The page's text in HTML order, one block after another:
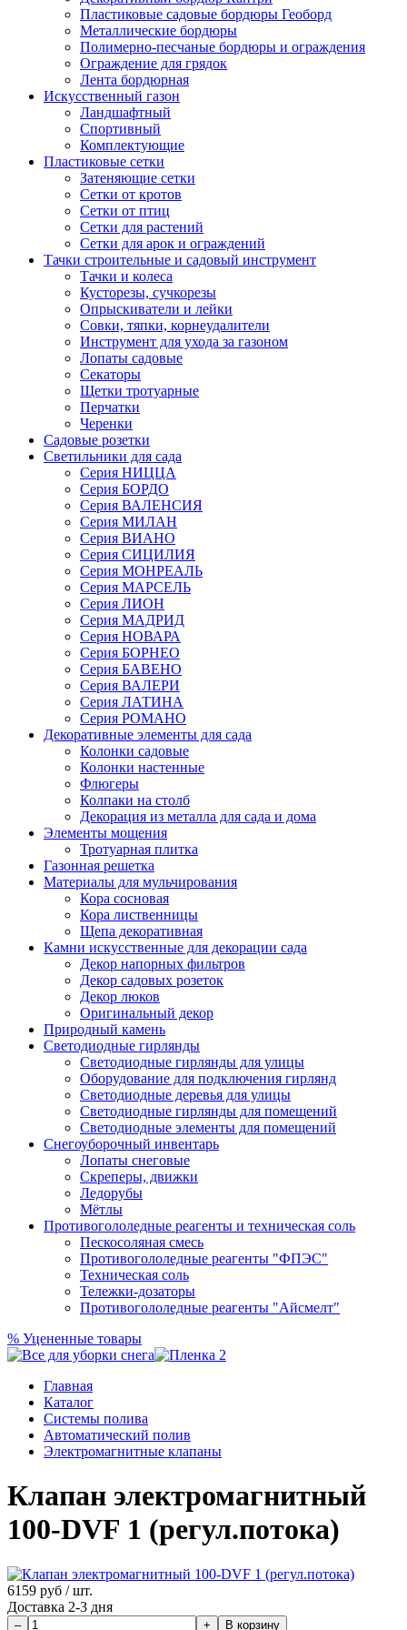
Пластиковые садовые бордюры Геоборд
Металлические бордюры
Полимерно-песчаные бордюры и ограждения
Ограждение для грядок
Лента бордюрная
Искусственный газон
Ландшафтный
Спортивный
Комплектующие
Пластиковые сетки
Затеняющие сетки
Сетки от кротов
Сетки от птиц
Сетки для растений
Сетки для арок и ограждений
Тачки строительные и садовый инструмент
Тачки и колеса
Кусторезы, сучкорезы
Опрыскиватели и лейки
Совки, тяпки, корнеудалители
Инструмент для ухода за газоном
Лопаты садовые
Секаторы
Щетки тротуарные
Перчатки
Черенки
Садовые розетки
Светильники для сада
Серия НИЦЦА
Серия БОРДО
Серия ВАЛЕНСИЯ
Серия МИЛАН
Серия ВИАНО
Серия СИЦИЛИЯ
Серия МОНРЕАЛЬ
Серия МАРСЕЛЬ
Серия ЛИОН
Серия МАДРИД
Серия НОВАРА
Серия БОРНЕО
Серия БАВЕНО
Серия ВАЛЕРИ
Серия ЛАТИНА
Серия РОМАНО
Декоративные элементы для сада
Колонки садовые
Колонки настенные
Флюгеры
Колпаки на столб
Декорация из металла для сада и дома
Элементы мощения
Тротуарная плитка
Газонная решетка
Материалы для мульчирования
Кора сосновая
Кора лиственницы
Щепа декоративная
Камни искусственные для декорации сада
Декор напорных фильтров
Декор садовых розеток
Декор люков
Оригинальный декор
Природный камень
Светодиодные гирлянды
Светодиодные гирлянды для улицы
Оборудование для подключения гирлянд
Светодиодные деревья для улицы
Светодиодные гирлянды для помещений
Светодиодные элементы для помещений
Снегоуборочный инвентарь
Лопаты снеговые
Скреперы, движки
Ледорубы
Мётлы
Противогололедные реагенты и техническая соль
Пескосоляная смесь
Противогололедные реагенты "ФПЭС"
Техническая соль
Тележки-дозаторы
Противогололедные реагенты "Айсмелт"
% Уцененные товары
Главная
Каталог
Системы полива
Автоматический полив
Электромагнитные клапаны
Клапан электромагнитный
100-DVF 1 (регул.потока)
6159 руб / шт.
Доставка 2-3 дня